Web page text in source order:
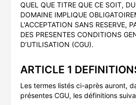
QUEL QUE TITRE QUE CE SOIT,
DOMAINE IMPLIQUE
L'ACCEPTATION SANS RESERVE,
DES PRESENTES CONDITIONS
D’UTILISATION (CGU).
ARTICLE 1
Les termes listés ci-après auront,
présentes CGU, les définitions